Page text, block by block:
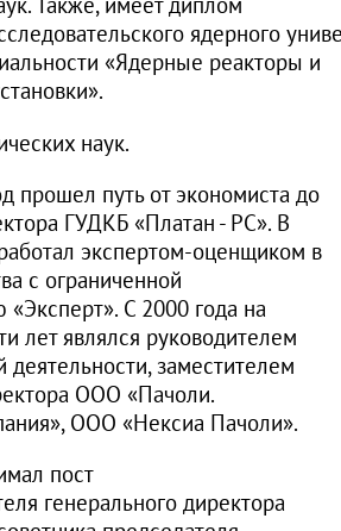
ядерного
«Ядерные реакторы и
наук.
прошел путь от экономиста до
ГУДКБ «Платан - РС». В
экспертом-оценщиком в
с ограниченной
«Эксперт». С 2000 года на
лет являлся руководителем
деятельности, заместителем
ООО «Пачоли.
ООО «Нексиа Пачоли».
пост
генерального директора